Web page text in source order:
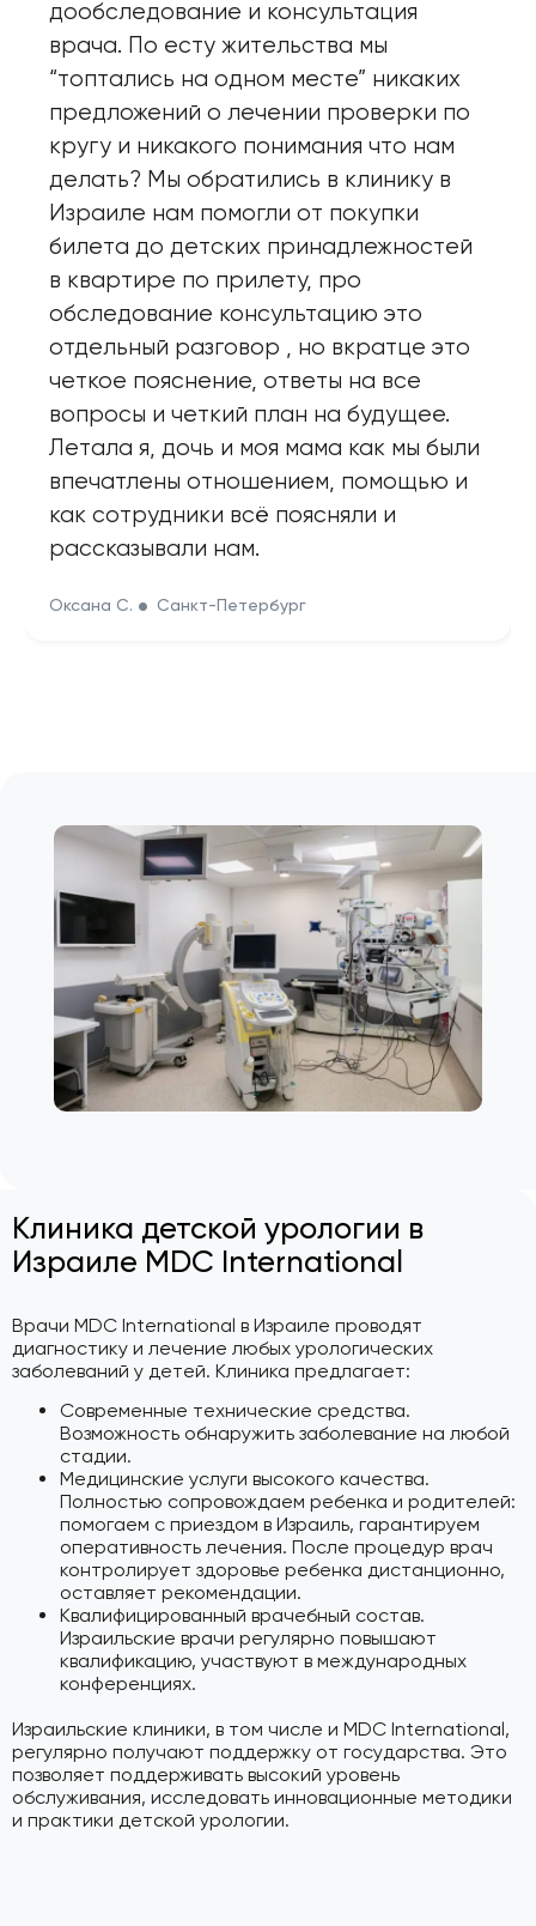
дообследование и консультация
врача. По есту жительства мы
“топтались на одном месте” никаких
предложений о лечении проверки по
кругу и никакого понимания что нам
делать? Мы обратились в клинику в
Израиле нам помогли от покупки
билета до детских принадлежностей
в квартире по прилету, про
обследование консультацию это
отдельный разговор , но вкратце это
четкое пояснение, ответы на все
вопросы и четкий план на будущее.
Летала я, дочь и моя мама как мы были
впечатлены отношением, помощью и
как сотрудники всё поясняли и
рассказывали нам.
Оксана С. Санкт-Петербург
Клиника детской урологии в
Израиле MDC International
Врачи MDC International в Израиле проводят
диагностику и лечение любых урологических
заболеваний у детей. Клиника предлагает:
Современные технические средства.
Возможность обнаружить заболевание на любой
стадии.
Медицинские услуги высокого качества.
Полностью сопровождаем ребенка и родителей:
помогаем с приездом в Израиль, гарантируем
оперативность лечения. После процедур врач
контролирует здоровье ребенка дистанционно,
оставляет рекомендации.
Квалифицированный врачебный состав.
Израильские врачи регулярно повышают
квалификацию, участвуют в международных
конференциях.
Израильские клиники, в том числе и MDC International,
регулярно получают поддержку от государства. Это
позволяет поддерживать высокий уровень
обслуживания, исследовать инновационные методики
и практики детской урологии.